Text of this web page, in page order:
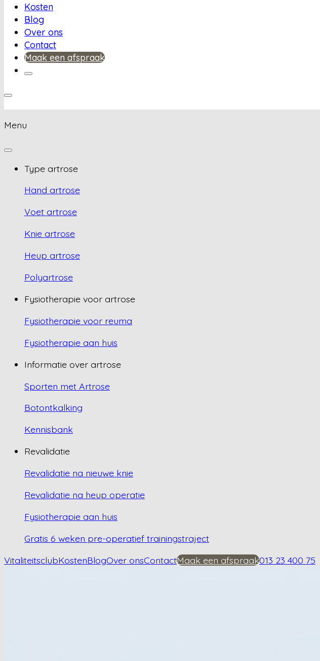
Kosten
Blog
Over ons
Contact
Maak een afspraak
Menu
Type artrose
Hand artrose
Voet artrose
Knie artrose
Heup artrose
Polyartrose
Fysiotherapie voor artrose
Fysiotherapie voor reuma
Fysiotherapie aan huis
Informatie over artrose
Sporten met Artrose
Botontkalking
Kennisbank
Revalidatie
Revalidatie na nieuwe knie
Revalidatie na heup operatie
Fysiotherapie aan huis
Gratis 6 weken pre-operatief trainingstraject
VitaliteitsclubKostenBlogOver onsContactMaak een afspraak013 23 400 75
Wat zijn de lange termijn